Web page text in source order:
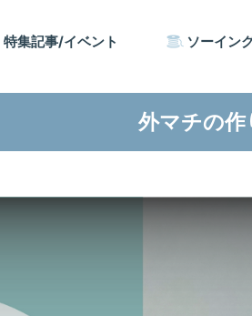
特集記事/イベント ソーイン
外マチの作